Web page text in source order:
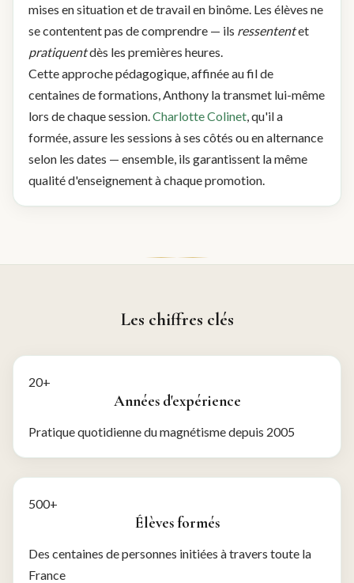
mises en situation et de travail en binôme. Les élèves ne
se contentent pas de comprendre — ils ressententet
pratiquentdès les premières heures.
Cette approche pédagogique, affinée au fil de
centaines de formations, Anthony la transmet lui-même
lors de chaque session.Charlotte Colinet , qu'il a
formée, assure les sessions à ses côtés ou en alternance
selon les dates — ensemble, ils garantissent la même
qualité d'enseignement à chaque promotion.
Les chiffres clés
20+
Années d'expérience
Pratique quotidienne du magnétisme depuis 2005
500+
Élèves formés
Des centaines de personnes initiées à travers toute la
France